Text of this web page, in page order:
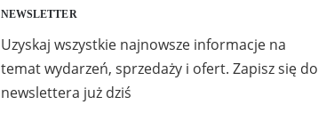
NEWSLETTER
Uzyskaj wszystkie najnowsze informacje na
temat wydarzeń, sprzedaży i ofert. Zapisz się do
newslettera już dziś